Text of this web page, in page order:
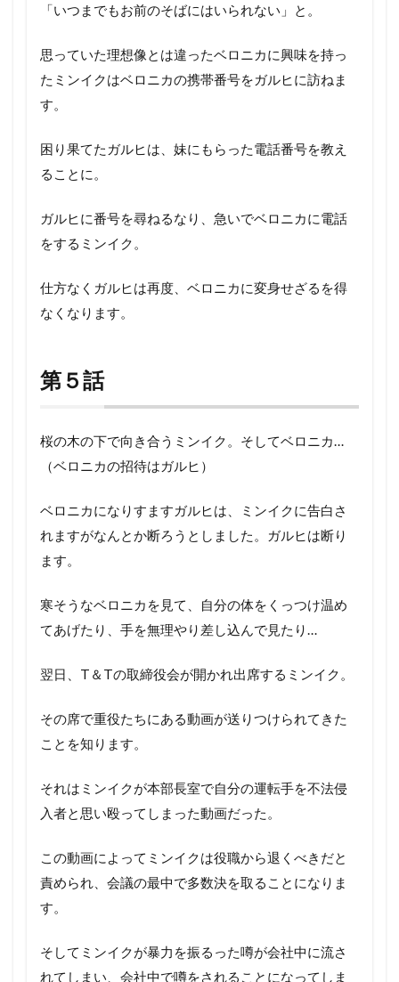
「いつまでもお前のそばにはいられない」と。
思っていた理想像とは違ったベロニカに興味を持っ
たミンイクはベロニカの携帯番号をガルヒに訪ねま
す。
困り果てたガルヒは、妹にもらった電話番号を教え
ることに。
ガルヒに番号を尋ねるなり、急いでベロニカに電話
をするミンイク。
仕方なくガルヒは再度、ベロニカに変身せざるを得
なくなります。
第５話
桜の木の下で向き合うミンイク。そしてベロニカ…
（ベロニカの招待はガルヒ）
ベロニカになりすますガルヒは、ミンイクに告白さ
れますがなんとか断ろうとしました。ガルヒは断り
ます。
寒そうなベロニカを見て、自分の体をくっつけ温め
てあげたり、手を無理やり差し込んで見たり…
翌日、T＆Tの取締役会が開かれ出席するミンイク。
その席で重役たちにある動画が送りつけられてきた
ことを知ります。
それはミンイクが本部長室で自分の運転手を不法侵
入者と思い殴ってしまった動画だった。
この動画によってミンイクは役職から退くべきだと
責められ、会議の最中で多数決を取ることになりま
す。
そしてミンイクが暴力を振るった噂が会社中に流さ
れてしまい、会社中で噂をされることになってしま